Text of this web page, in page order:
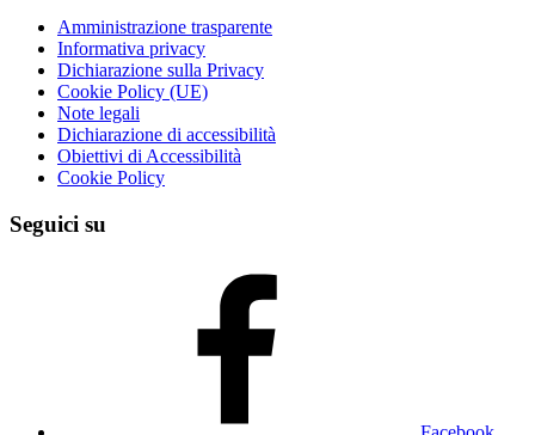
Amministrazione trasparente
Informativa privacy
Dichiarazione sulla Privacy
Cookie Policy (UE)
Note legali
Dichiarazione di accessibilità
Obiettivi di Accessibilità
Cookie Policy
Seguici su